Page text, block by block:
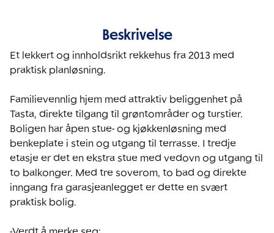
Beskrivelse
Et lekkert og innholdsrikt rekkehus fra 2013 med
praktisk planløsning.
Familievennlig hjem med attraktiv beliggenhet på
Tasta, direkte tilgang til grøntområder og turstier.
Boligen har åpen stue- og kjøkkenløsning med
benkeplate i stein og utgang til terrasse. I tredje
etasje er det en ekstra stue med vedovn og utgang til
to balkonger. Med tre soverom, to bad og direkte
inngang fra garasjeanlegget er dette en svært
praktisk bolig.